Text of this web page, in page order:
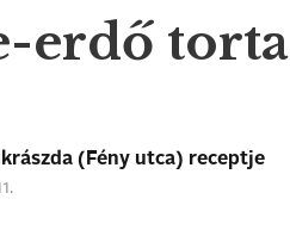
erdő torta
(Fény utca) receptje